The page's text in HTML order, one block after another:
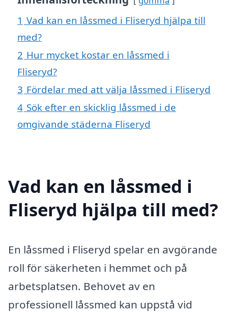
1 Vad kan en låssmed i Fliseryd hjälpa till
med?
2 Hur mycket kostar en låssmed i
Fliseryd?
3 Fördelar med att välja låssmed i Fliseryd
4 Sök efter en skicklig låssmed i de
omgivande städerna Fliseryd
Vad kan en låssmed i
Fliseryd hjälpa till med?
En låssmed i Fliseryd spelar en avgörande
roll för säkerheten i hemmet och på
arbetsplatsen. Behovet av en
professionell låssmed kan uppstå vid